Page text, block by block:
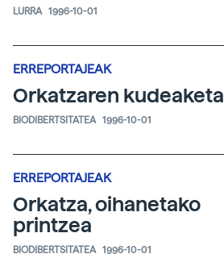
LURRA 1996-10-01
ERREPORTAJEAK
Orkatzaren kudeaketa
BIODIBERTSITATEA 1996-10-01
ERREPORTAJEAK
Orkatza, oihanetako
printzea
BIODIBERTSITATEA 1996-10-01